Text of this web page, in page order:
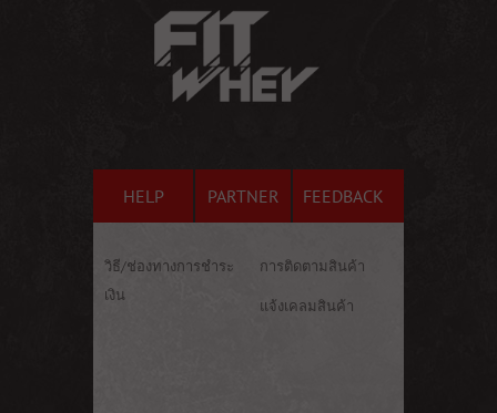
HELP PARTNER FEEDBACK
วิธี/ช่องทางการชำระ
เงิน
การติดตามสินค้า
แจ้งเคลมสินค้า